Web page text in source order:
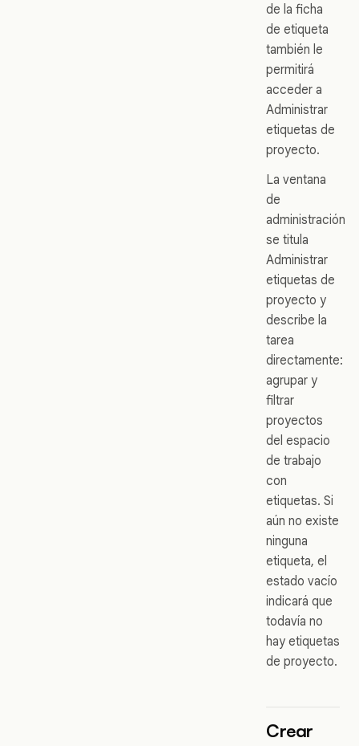
de la ficha
de etiqueta
también le
permitirá
acceder a
Administrar
etiquetas de
proyecto.
La ventana
de
administración
se titula
Administrar
etiquetas de
proyecto y
describe la
tarea
directamente:
agrupar y
filtrar
proyectos
del espacio
de trabajo
con
etiquetas. Si
aún no existe
ninguna
etiqueta, el
estado vacío
indicará que
todavía no
hay etiquetas
de proyecto.
Crear